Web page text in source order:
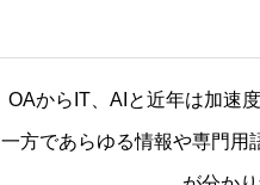
OAからIT、AIと近年は加速
一方であらゆる情報や専門用